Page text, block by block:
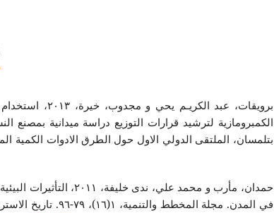
برويقات، عبد الكريـم يحي
الكمبرومازية لترشيد قرارات التوزيع دراسة ميدانية بمصنع
بتلمسان، الملتقى الدولي الاول حول الطرق الادوات الكمية
حمدان، مأرب و محمد علي، ندى خليفة،
في المدن. مجلة المخطط والتنمية، ١(١٦)، ٧٩-٩٦. تاريخ الاسترداد ١ ١, ٢٠٢٠، من